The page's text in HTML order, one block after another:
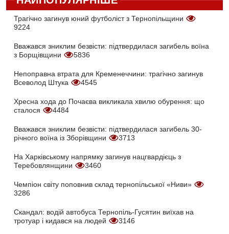
Трагічно загинув юний футболіст з Тернопільщини
9224
Вважався зниклим безвісти: підтвердилася загибель воїна
з Борщівщини
5836
Непоправна втрата для Кременеччини: трагічно загинув
Всеволод Штука
4545
Хресна хода до Почаєва викликала хвилю обурення: що
сталося
4484
Вважався зниклим безвісти: підтвердилася загибель 30-
річного воїна із Зборівщини
3713
На Харківському напрямку загинув нацгвардієць з
Теребовлянщини
3460
Чемпіон світу поповнив склад тернопільської «Ниви»
3286
Скандал: водій автобуса Тернопіль-Гусятин виїхав на
тротуар і кидався на людей
3146